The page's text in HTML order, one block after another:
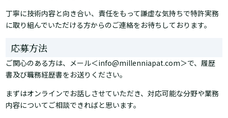
丁寧に技術内容と向き合い、責任をもって謙虚な気持ちで特許実務
に取り組んでいただける方からのご連絡をお待ちしております。
応募方法
ご関心のある方は、メール＜info@millenniapat.com＞で、履歴
書及び職務経歴書をお送りください。
まずはオンラインでお話しさせていただき、対応可能な分野や業務
内容についてご相談できればと思います。